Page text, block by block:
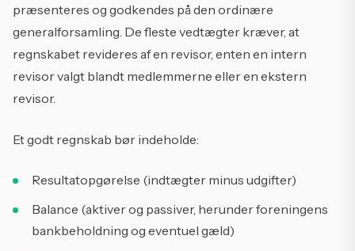
præsenteres og godkendes på den ordinære
generalforsamling. De fleste vedtægter kræver, at
regnskabet revideres af en revisor, enten en intern
revisor valgt blandt medlemmerne eller en ekstern
revisor.
Et godt regnskab bør indeholde:
Resultatopgørelse (indtægter minus udgifter)
Balance (aktiver og passiver, herunder foreningens
bankbeholdning og eventuel gæld)